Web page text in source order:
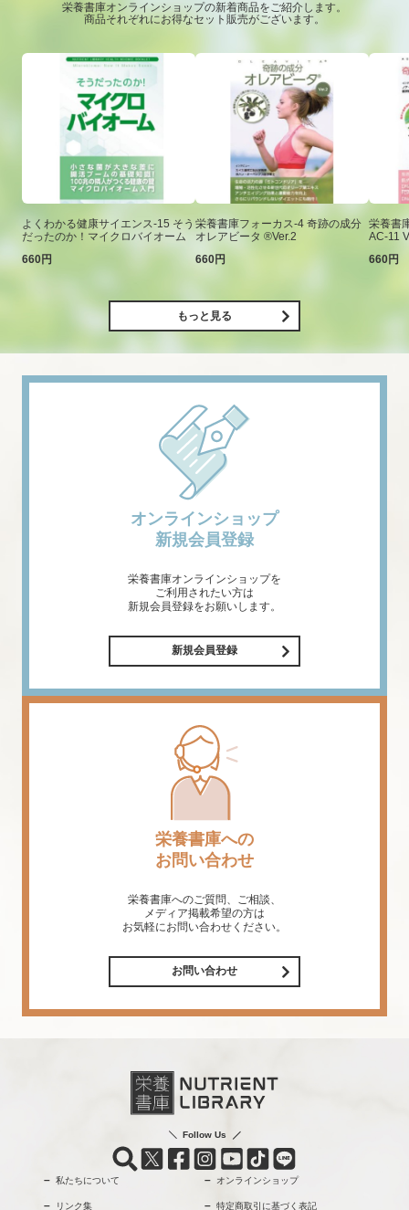
栄養書庫オンラインショップの新着商品をご紹介します。
商品それぞれにお得なセット販売がございます。
よくわかる健康サイエンス-15 そう
だったのか！マイクロバイオーム
660円
栄養書庫フォーカス-4 奇跡の成分
オレアビータ ®Ver.2
660円
栄養書
AC-11
660円
もっと見る
オンラインショップ
新規会員登録
栄養書庫オンラインショップを
ご利用されたい方は
新規会員登録をお願いします。
新規会員登録
栄養書庫への
お問い合わせ
栄養書庫へのご質問、ご相談、
メディア掲載希望の方は
お気軽にお問い合わせください。
お問い合わせ
Follow Us
私たちについて オンラインショップ
リンク集 特定商取引に基づく表記